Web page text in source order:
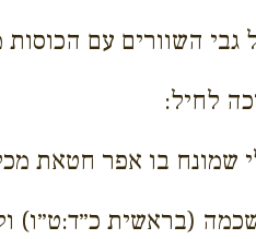
גבי השוורים עם
לחיל:
שמונח בו אפר חטאת
(בראשית כ״ד:ט״ו)